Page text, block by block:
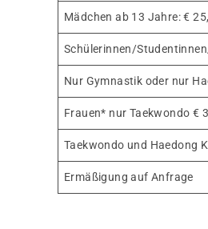
Mädchen ab 13 Jahre: €
Schülerinnen/
Nur Gymnastik oder nur
Frauen* nur Taekwondo €
Taekwondo und Haedong
Ermäßigung auf Anfrage